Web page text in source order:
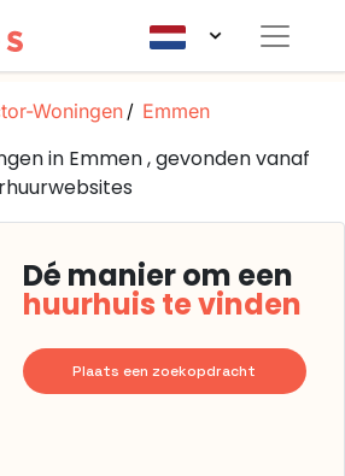
Woningen Emmen
in Emmen , gevonden vanaf
Dé manier om een
huurhuis te vinden
Plaats een zoekopdracht